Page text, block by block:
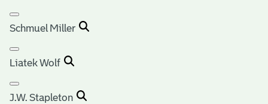
Schmuel Miller
Liatek Wolf
J.W. Stapleton